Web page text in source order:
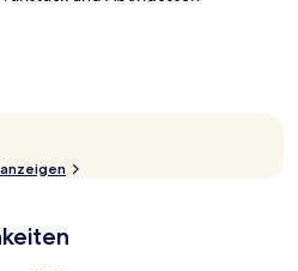
Reisende lieben das
Die öffentlichen
Fußmarsch entfernt: Zur U-
3 Minuten und zur U-Bahn-Station